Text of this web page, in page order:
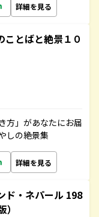
詳細を見る
ことばと絶景１０
方」があなたにお届
しの絶景集
詳細を見る
ド・ネパール 198